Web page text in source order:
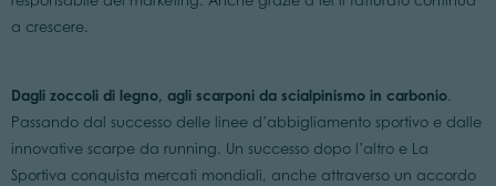
a crescere.
Dagli zoccoli di legno, agli scarponi da scialpinismo in carbonio.
Passando dal successo delle linee d’abbigliamento sportivo e dalle
innovative scarpe da running. Un successo dopo l’altro e La
Sportiva conquista mercati mondiali, anche attraverso un accordo